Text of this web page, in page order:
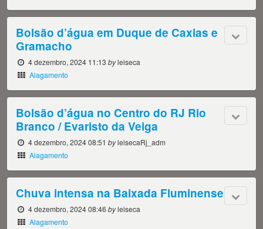
Bolsão d’água em Duque de Caxias e
Gramacho
4 dezembro, 2024 11:13byleiseca
Alagamento
Bolsão d’água no Centro do RJ Rio
Branco / Evaristo da Veiga
4 dezembro, 2024 08:51byleisecaRj_adm
Alagamento
Chuva intensa na Baixada Fluminense
4 dezembro, 2024 08:46byleiseca
Alagamento